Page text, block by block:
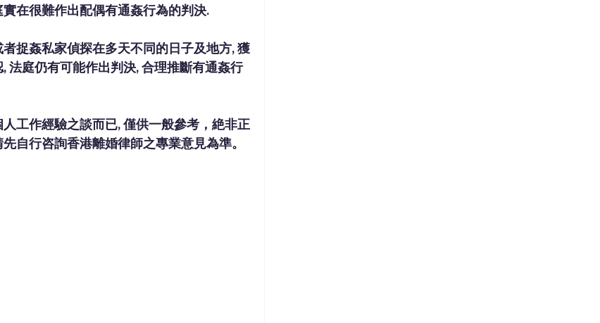
在很難作出配偶有通姦行為的判決.
者捉姦私家偵探在多天不同的日子及地方, 獲
法庭仍有可能作出判決, 合理推斷有通姦行
人工作經驗之談而已, 僅供一般參考，絶非正
自行咨詢香港離婚律師之專業意見為準。